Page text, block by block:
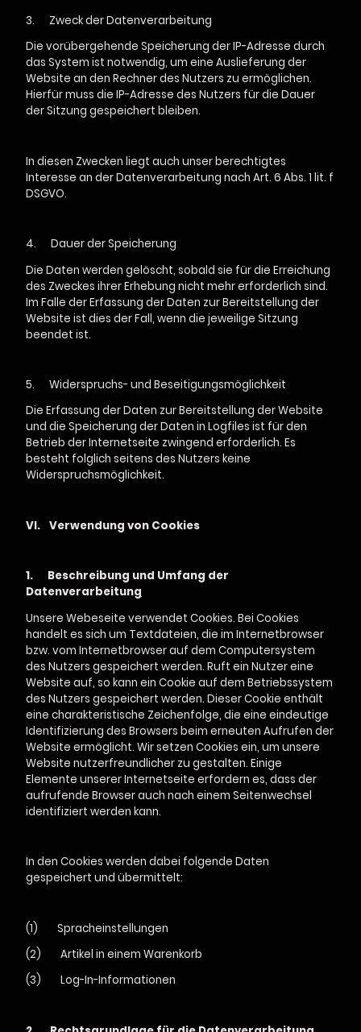
3.
Zweck der Datenverarbeitung
Die vorübergehende Speicherung der IP-Adresse durch
das System ist notwendig, um eine Auslieferung der
Website an den Rechner des Nutzers zu ermöglichen.
Hierfür muss die IP-Adresse des Nutzers für die Dauer
der Sitzung gespeichert bleiben.
In diesen Zwecken liegt auch unser berechtigtes
Interesse an der Datenverarbeitung nach Art. 6 Abs. 1 lit. f
DSGVO.
4.
Dauer der Speicherung
Die Daten werden gelöscht, sobald sie für die Erreichung
des Zweckes ihrer Erhebung nicht mehr erforderlich sind.
Im Falle der Erfassung der Daten zur Bereitstellung der
Website ist dies der Fall, wenn die jeweilige Sitzung
beendet ist.
5.
Widerspruchs- und Beseitigungsmöglichkeit
Die Erfassung der Daten zur Bereitstellung der Website
und die Speicherung der Daten in Logfiles ist für den
Betrieb der Internetseite zwingend erforderlich. Es
besteht folglich seitens des Nutzers keine
Widerspruchsmöglichkeit.
VI. Verwendung von Cookies
1.
Beschreibung und Umfang der
Datenverarbeitung
Unsere Webeseite verwendet Cookies. Bei Cookies
handelt es sich um Textdateien, die im Internetbrowser
bzw. vom Internetbrowser auf dem Computersystem
des Nutzers gespeichert werden. Ruft ein Nutzer eine
Website auf, so kann ein Cookie auf dem Betriebssystem
des Nutzers gespeichert werden. Dieser Cookie enthält
eine charakteristische Zeichenfolge, die eine eindeutige
Identifizierung des Browsers beim erneuten Aufrufen der
Website ermöglicht. Wir setzen Cookies ein, um unsere
Website nutzerfreundlicher zu gestalten. Einige
Elemente unserer Internetseite erfordern es, dass der
aufrufende Browser auch nach einem Seitenwechsel
identifiziert werden kann.
In den Cookies werden dabei folgende Daten
gespeichert und übermittelt:
(1) Spracheinstellungen
(2) Artikel in einem Warenkorb
(3) Log-In-Informationen